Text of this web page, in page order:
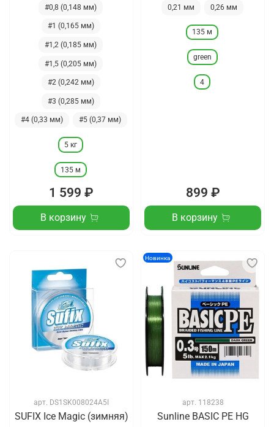
#0,8 (0,148 мм)
#1 (0,165 мм)
#1,2 (0,185 мм)
#1,5 (0,205 мм)
#2 (0,242 мм)
#3 (0,285 мм)
#4 (0,33 мм) #5 (0,37 мм)
5 кг
135 м
1 599 ₽
В корзину
0,21 мм 0,26 мм
135 м
green
4
899 ₽
В корзину
арт. DS1SK008024A5I
SUFIX Ice Magic (зимняя)
Новинка
арт. 118238
Sunline BASIC PE HG